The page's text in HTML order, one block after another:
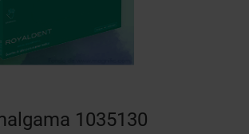
1035130